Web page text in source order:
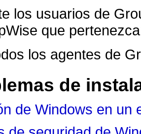
los usuarios de
que
los agentes de
de
de Windows en un